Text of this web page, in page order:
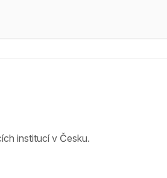
institucí v Česku.